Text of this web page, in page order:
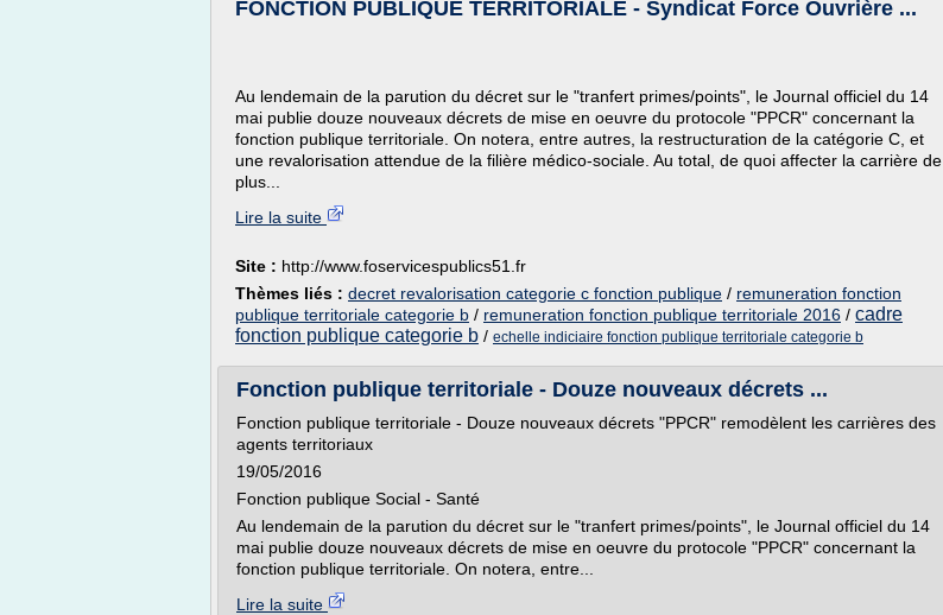
FONCTION PUBLIQUE TERRITORIALE - Syndicat Force Ouvrière ...
Au lendemain de la parution du décret sur le "tranfert primes/points", le Journal officiel du 14
mai publie douze nouveaux décrets de mise en oeuvre du protocole "PPCR" concernant la
fonction publique territoriale. On notera, entre autres, la restructuration de la catégorie C, et
une revalorisation attendue de la filière médico-sociale. Au total, de quoi affecter la carrière de
plus...
Lire la suite
Site : http://www.foservicespublics51.fr
Thèmes liés : decret revalorisation categorie c fonction publique / remuneration fonction
publique territoriale categorie b / remuneration fonction publique territoriale 2016 / cadre
fonction publique categorie b / echelle indiciaire fonction publique territoriale categorie b
Fonction publique territoriale - Douze nouveaux décrets ...
Fonction publique territoriale - Douze nouveaux décrets "PPCR" remodèlent les carrières des
agents territoriaux
19/05/2016
Fonction publique Social - Santé
Au lendemain de la parution du décret sur le "tranfert primes/points", le Journal officiel du 14
mai publie douze nouveaux décrets de mise en oeuvre du protocole "PPCR" concernant la
fonction publique territoriale. On notera, entre...
Lire la suite